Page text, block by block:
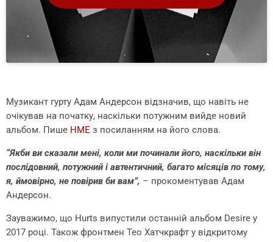
Музикант гурту Адам Андерсон відзначив, що навіть не
очікував на початку, наскільки потужним вийде новий
альбом. Пише HME з посиланням на його слова.
“Якби ви сказали мені, коли ми починали його, наскільки він
послідовний, потужний і автентичний, багато місяців по тому,
я, ймовірно, не повірив би вам”, – прокоментував Адам
Андерсон.
Зауважимо, що Hurts випустили останній альбом Desire у
2017 році. Також фронтмен Тео Хатчкрафт у відкритому